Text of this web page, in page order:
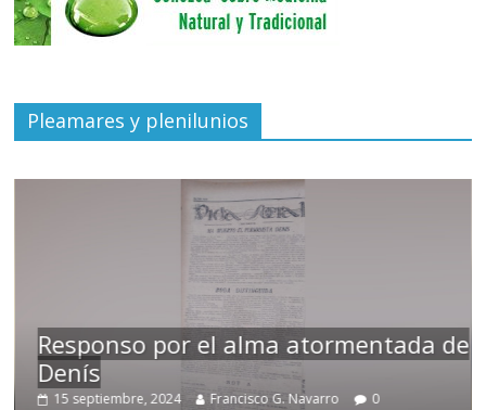
Pleamares y plenilunios
Responso por el alma atormentada de
Denís
15 septiembre, 2024 Francisco G. Navarro 0